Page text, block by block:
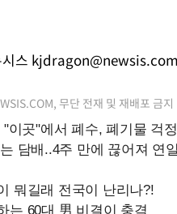
스
무단 전재 및 재배포 금지